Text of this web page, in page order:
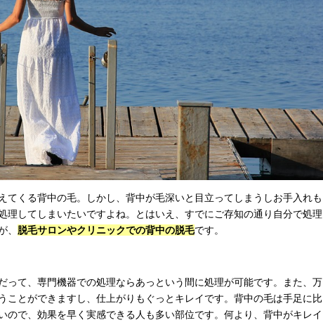
てくる背中の毛。しかし、背中が毛深いと目立ってしまうしお手入れも
理してしまいたいですよね。とはいえ、すでにご存知の通り自分で処理
、 脱毛サロンやクリニックでの背中の脱毛です。
って、専門機器での処理ならあっという間に処理が可能です。また、万
ことができますし、仕上がりもぐっとキレイです。背中の毛は手足に比
ので、効果を早く実感できる人も多い部位です。何より、背中がキレイ